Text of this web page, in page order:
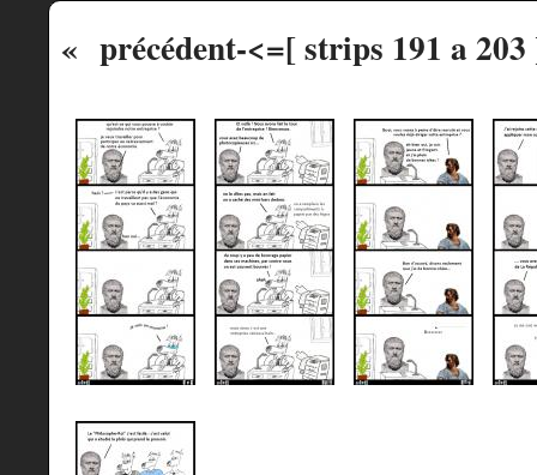
« précédent-<=[ strips 191 a